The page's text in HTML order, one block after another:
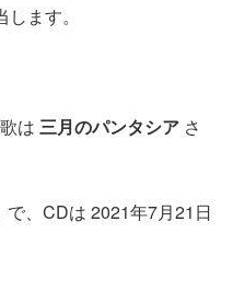
ます。
は 三月のパンタシア さ
で、CDは 2021年7月21日